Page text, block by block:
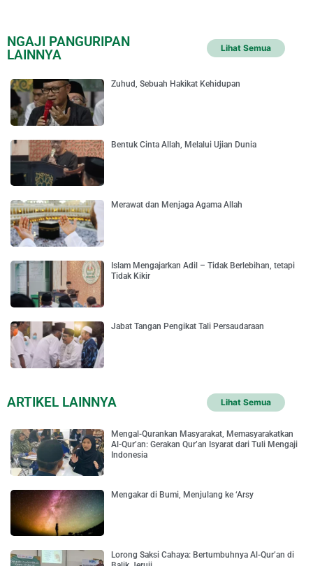
NGAJI PANGURIPAN
LAINNYA
Lihat Semua
Zuhud, Sebuah Hakikat Kehidupan
Bentuk Cinta Allah, Melalui Ujian Dunia
Merawat dan Menjaga Agama Allah
Islam Mengajarkan Adil – Tidak Berlebihan, tetapi
Tidak Kikir
Jabat Tangan Pengikat Tali Persaudaraan
ARTIKEL LAINNYA Lihat Semua
Mengal-Qurankan Masyarakat, Memasyarakatkan
Al-Qur’an: Gerakan Qur’an Isyarat dari Tuli Mengaji
Indonesia
Mengakar di Bumi, Menjulang ke ‘Arsy
Lorong Saksi Cahaya: Bertumbuhnya Al-Qur’an di